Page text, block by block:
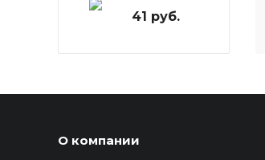
41 руб.
О компании